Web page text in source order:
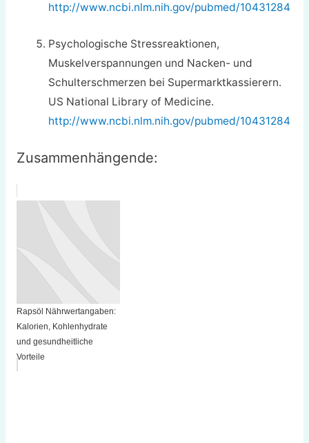
http://www.ncbi.nlm.nih.gov/pubmed/10431284
Psychologische Stressreaktionen,
Muskelverspannungen und Nacken- und
Schulterschmerzen bei Supermarktkassierern.
US National Library of Medicine.
http://www.ncbi.nlm.nih.gov/pubmed/10431284
Zusammenhängende:
Rapsöl Nährwertangaben:
Kalorien, Kohlenhydrate
und gesundheitliche
Vorteile